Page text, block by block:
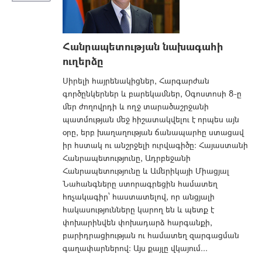
Հանրապետության նախագահի
ուղերձը
Սիրելի հայրենակիցներ, Հարգարժան
գործընկերներ և բարեկամներ, Օգոստոսի 8-ը
մեր ժողովրդի և ողջ տարածաշրջանի
պատմության մեջ հիշատակվելու է որպես այն
օրը, երբ խաղաղության ճանապարհը ստացավ
իր հստակ ու անշրջելի ուրվագիծը։ Հայաստանի
Հանրապետությունը, Ադրբեջանի
Հանրապետությունը և Ամերիկայի Միացյալ
Նահանգները ստորագրեցին համատեղ
հռչակագիր՝ հաստատելով, որ անցյալի
հակասությունները կարող են և պետք է
փոխարինվեն փոխադարձ հարգանքի,
բարիդրացիության ու համատեղ զարգացման
գաղափարներով։ Այս քայլը վկայում...